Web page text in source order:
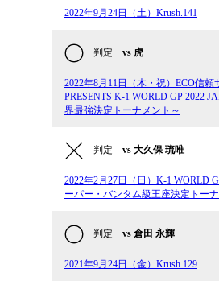
2022年9月24日（土）Krush.141
判定 vs 虎
2022年8月11日（木・祝）ECO信頼
PRESENTS K-1 WORLD GP 2022
界最強決定トーナメント～
判定 vs 大久保 琉唯
2022年2月27日（日）K-1 WORLD
ーパー・バンタム級王座決定トー
判定 vs 倉田 永輝
2021年9月24日（金）Krush.129